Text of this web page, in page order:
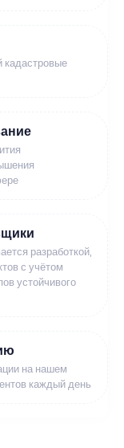
кадастровые
разработкой,
с учётом
устойчивого
на нашем
каждый день